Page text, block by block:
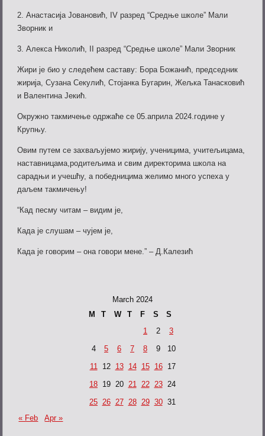
2. Анастасија Јовановић, IV разред “Средње школе” Мали
Зворник и
3. Алекса Николић, II разред “Средње школе” Мали Зворник
Жири је био у следећем саставу: Бора Божанић, председник
жирија, Сузана Секулић, Стојанка Бугарин, Жељка Танасковић
и Валентина Јекић.
Окружно такмичење одржаће се 05.априла 2024.године у
Крупњу.
Овим путем се захваљујемо жирију, ученицима, учитељицама,
наставницама,родитељима и свим директорима школа на
сарадњи и учешћу, а победницима желимо много успеха у
даљем такмичењу!
“Кад песму читам – видим је,
Када је слушам – чујем је,
Када је говорим – она говори мене.” – Д.Калезић
March 2024
M
T W T F S
S
1
2
3
4
5 6 7 8 9
10
11
12 13 14 15 16
17
18 19 20 21 22 23 24
25 26 27 28 29 30 31
« Feb
Apr »